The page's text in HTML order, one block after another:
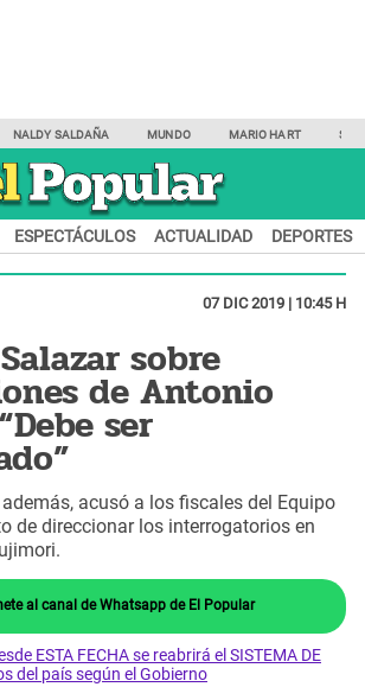
NALDY SALDAÑA MUNDO MARIO HART
ESPECTÁCULOS ACTUALIDAD DEPORTES
07 DIC 2019 | 10:45 H
sobre
de Antonio
ser
acusó a los fiscales del Equipo
de direccionar los interrogatorios en
al canal de Whatsapp de El Popular
ESTA FECHA se reabrirá el SISTEMA DE
del país según el Gobierno